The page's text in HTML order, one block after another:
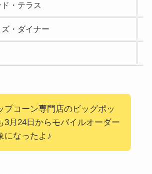
・テラス
・ダイナー
プコーン専門店のビッグポッ
3月24日からモバイルオーダー
になったよ♪